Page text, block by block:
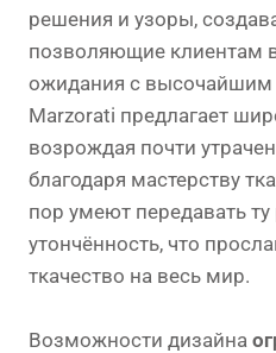
решения и узоры,
позволяющие клиентам
ожидания с высочайшим
Marzorati предлагает
возрождая почти
благодаря мастерству
пор умеют передавать
утончённость, что
ткачество на весь мир.
Возможности дизайна